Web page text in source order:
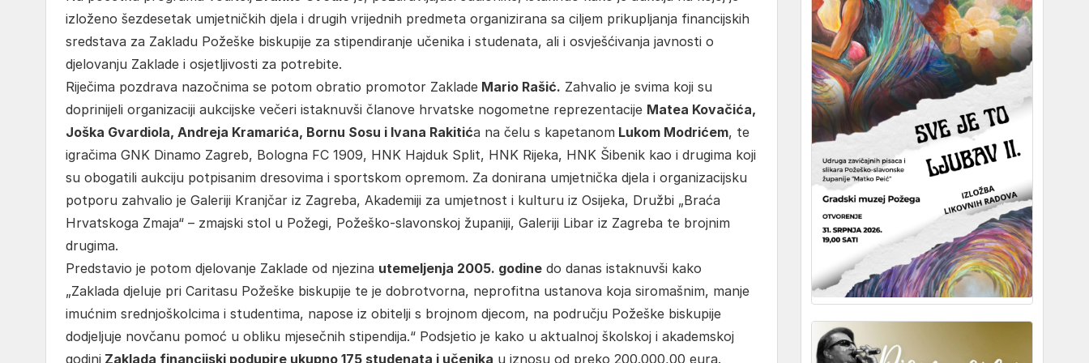
izloženo šezdesetak umjetničkih djela i drugih vrijednih predmeta organizirana sa ciljem prikupljanja financijskih
sredstava za Zakladu Požeške biskupije za stipendiranje učenika i studenata, ali i osvješćivanja javnosti o
djelovanju Zaklade i osjetljivosti za potrebite.
Riječima pozdrava nazočnima se potom obratio promotor Zaklade Mario Rašić. Zahvalio je svima koji su
doprinijeli organizaciji aukcijske večeri istaknuvši članove hrvatske nogometne reprezentacije Matea Kovačića,
Joška Gvardiola, Andreja Kramarića, Bornu Sosu i Ivana Rakitića na čelu s kapetanom Lukom Modrićem, te
igračima GNK Dinamo Zagreb, Bologna FC 1909, HNK Hajduk Split, HNK Rijeka, HNK Šibenik kao i drugima koji
su obogatili aukciju potpisanim dresovima i sportskom opremom. Za donirana umjetnička djela i organizacijsku
potporu zahvalio je Galeriji Kranjčar iz Zagreba, Akademiji za umjetnost i kulturu iz Osijeka, Družbi „Braća
Hrvatskoga Zmaja“ – zmajski stol u Požegi, Požeško-slavonskoj županiji, Galeriji Libar iz Zagreba te brojnim
drugima.
Predstavio je potom djelovanje Zaklade od njezina utemeljenja 2005. godine do danas istaknuvši kako
„Zaklada djeluje pri Caritasu Požeške biskupije te je dobrotvorna, neprofitna ustanova koja siromašnim, manje
imućnim srednjoškolcima i studentima, napose iz obitelji s brojnom djecom, na području Požeške biskupije
dodjeljuje novčanu pomoć u obliku mjesečnih stipendija.“ Podsjetio je kako u aktualnoj školskoj i akademskoj
godini Zaklada financijski podupire ukupno 175 studenata i učenika u iznosu od preko 200.000,00 eura.